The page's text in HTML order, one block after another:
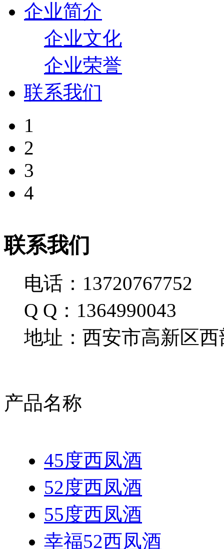
企业简介
企业文化
企业荣誉
联系我们
1
2
3
4
联系我们
电话：13720767752
Q Q：1364990043
地址：西安市高新区西
产品名称
45度西凤酒
52度西凤酒
55度西凤酒
幸福52西凤酒